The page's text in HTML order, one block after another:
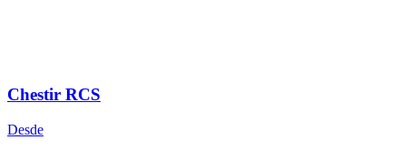
Chestir RCS
Desde